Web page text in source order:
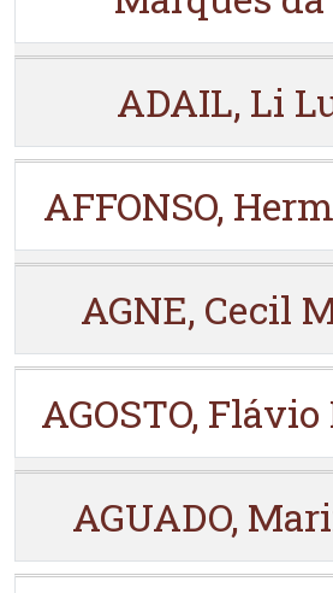
ADAIL, Li
AFFONSO,
AGNE, Cecil
AGOSTO,
AGUADO,